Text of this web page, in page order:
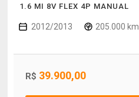
1.6 MI 8V FLEX 4P MANUAL
2012/2013 205.000 km
R$ 39.900,00